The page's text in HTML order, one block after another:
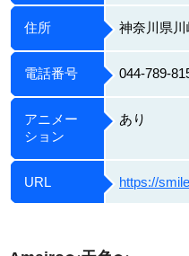
住所 神奈川県
電話番号 044-789-
アニメー
ション
あり
URL https://